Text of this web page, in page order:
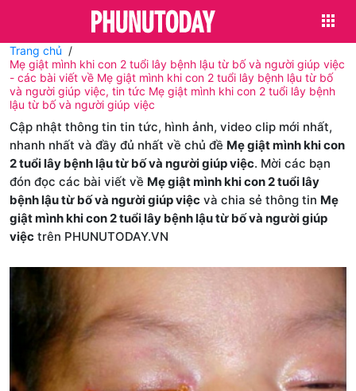
Trang chủ
Mẹ giật mình khi con 2 tuổi lây bệnh lậu từ bố và người giúp việc
- các bài viết về Mẹ giật mình khi con 2 tuổi lây bệnh lậu từ bố
và người giúp việc, tin tức Mẹ giật mình khi con 2 tuổi lây bệnh
lậu từ bố và người giúp việc
Cập nhật thông tin tin tức, hình ảnh, video clip mới nhất,
nhanh nhất và đầy đủ nhất về chủ đề Mẹ giật mình khi con
2 tuổi lây bệnh lậu từ bố và người giúp việc. Mời các bạn
đón đọc các bài viết về Mẹ giật mình khi con 2 tuổi lây
bệnh lậu từ bố và người giúp việc và chia sẻ thông tin Mẹ
giật mình khi con 2 tuổi lây bệnh lậu từ bố và người giúp
việc trên PHUNUTODAY.VN